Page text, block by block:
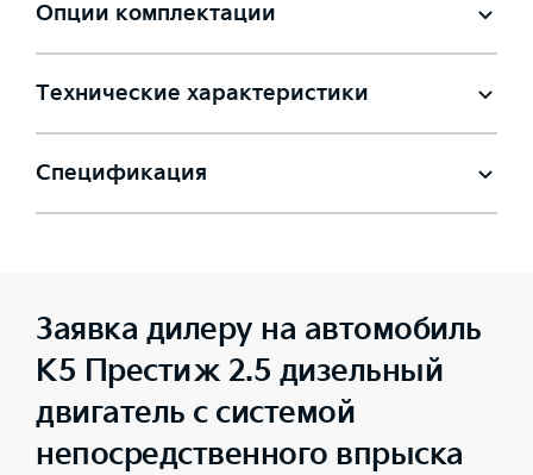
Опции комплектации
Технические характеристики
Спецификация
Заявка дилеру на автомобиль
K5 Престиж 2.5 дизельный
двигатель с системой
непосредственного впрыска